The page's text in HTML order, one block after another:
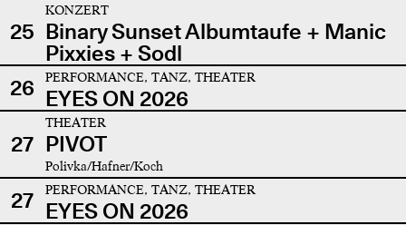
25
KONZERT
Binary Sunset Albumtaufe + Manic
Pixxies + Sodl
26
PERFORMANCE, TANZ, THEATER
EYES ON 2026
27
THEATER
PIVOT
Polivka/Hafner/Koch
27 PERFORMANCE, TANZ, THEATER
EYES ON 2026